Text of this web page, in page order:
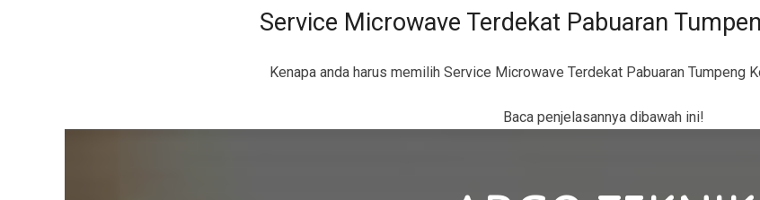
Service Microwave Terdekat Pabuaran
Kenapa anda harus memilih Service Microwave Terdekat Pabuaran Tumpeng
Baca penjelasannya dibawah ini!